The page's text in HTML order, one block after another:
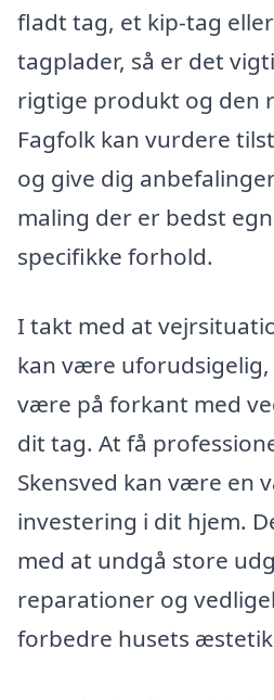
fladt tag, et kip-tag
tagplader, så er det
rigtige produkt og den
Fagfolk kan vurdere
og give dig
maling der er bedst
specifikke forhold.
I takt med at
kan være
være på forkant med
dit tag. At få
Skensved kan være en
investering i dit hjem.
med at undgå store
reparationer og
forbedre husets